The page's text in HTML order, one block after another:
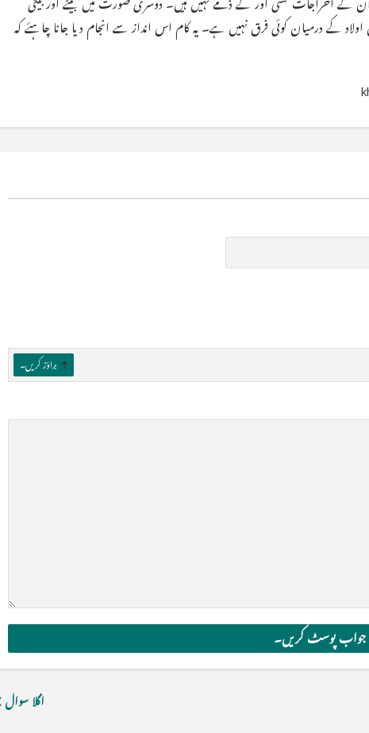
کے اخراجات کسی اور کے ذمے نہیں ہیں۔ دوسری صورت میں ‏بیٹے اور بیٹی
کے درمیان کوئی فرق نہیں ہے۔ یہ کام اس انداز ‏سے انجام دیا جانا چاہئے کہ
براؤز کریں۔
اگلا سوال